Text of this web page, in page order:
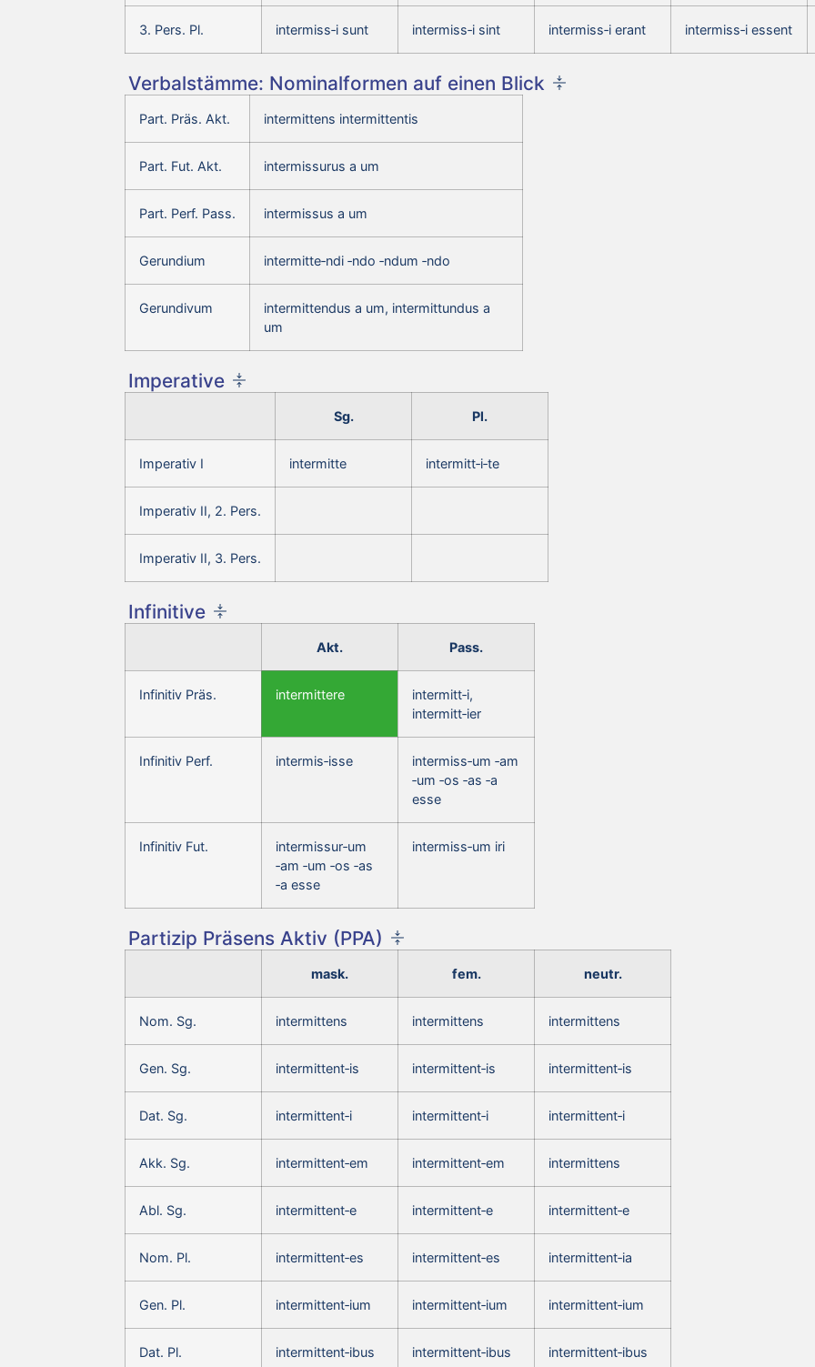
3. Pers. Pl. intermiss‑i sunt intermiss‑i sint intermiss‑i erant intermiss‑i essent
Verbalstämme: Nominalformen auf einen Blick
Part. Präs. Akt. intermittens intermittentis
Part. Fut. Akt. intermissurus a um
Part. Perf. Pass. intermissus a um
Gerundium intermitte‑ndi ‑ndo ‑ndum ‑ndo
Gerundivum
intermittendus a um, intermittundus a
um
Imperative
Sg. Pl.
Imperativ I intermitte intermitt‑i‑te
Imperativ II, 2. Pers.
Imperativ II, 3. Pers.
Infinitive
Akt. Pass.
Infinitiv Präs. intermittere
intermitt‑i,
intermitt‑ier
Infinitiv Perf. intermis‑isse
intermiss‑um ‑am
‑um ‑os ‑as ‑a
esse
Infinitiv Fut.
intermissur‑um
‑am ‑um ‑os ‑as
‑a esse
intermiss‑um iri
Partizip Präsens Aktiv (PPA)
mask. fem. neutr.
Nom. Sg. intermittens intermittens intermittens
Gen. Sg. intermittent‑is intermittent‑is intermittent‑is
Dat. Sg. intermittent‑i intermittent‑i intermittent‑i
Akk. Sg. intermittent‑em intermittent‑em intermittens
Abl. Sg. intermittent‑e intermittent‑e intermittent‑e
Nom. Pl. intermittent‑es intermittent‑es intermittent‑ia
Gen. Pl. intermittent‑ium intermittent‑ium intermittent‑ium
Dat. Pl. intermittent‑ibus intermittent‑ibus intermittent‑ibus